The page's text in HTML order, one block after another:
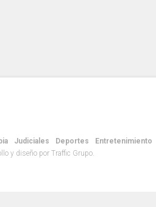
Judiciales Deportes Entretenimiento
y diseño por Traffic Grupo.